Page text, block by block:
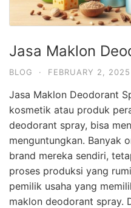
Jasa Maklon
BLOG · FEBRUARY 2, 2025
Jasa Maklon Deodorant
kosmetik atau produk
deodorant spray, bisa
menguntungkan. Banyak
brand mereka sendiri,
proses produksi yang
pemilik usaha yang
maklon deodorant spray.